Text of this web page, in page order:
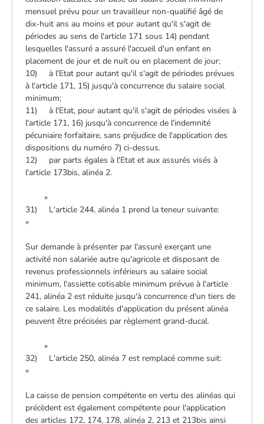
mensuel prévu pour un travailleur non-qualifié âgé de
dix-huit ans au moins et pour autant qu'il s'agit de
périodes au sens de l'article 171 sous 14) pendant
lesquelles l'assuré a assuré l'accueil d'un enfant en
placement de jour et de nuit ou en placement de jour;
10) à l'Etat pour autant qu'il s'agit de périodes prévues
à l'article 171, 15) jusqu'à concurrence du salaire social
minimum;
11) à l'Etat, pour autant qu'il s'agit de périodes visées à
l'article 171, 16) jusqu'à concurrence de l'indemnité
pécuniaire forfaitaire, sans préjudice de l'application des
dispositions du numéro 7) ci-dessus.
12) par parts égales à l'Etat et aux assurés visés à
l'article 173bis, alinéa 2.
»
31) L'article 244, alinéa 1 prend la teneur suivante:
«
Sur demande à présenter par l'assuré exerçant une
activité non salariée autre qu'agricole et disposant de
revenus professionnels inférieurs au salaire social
minimum, l'assiette cotisable minimum prévue à l'article
241, alinéa 2 est réduite jusqu'à concurrence d'un tiers de
ce salaire. Les modalités d'application du présent alinéa
peuvent être précisées par règlement grand-ducal.
»
32) L'article 250, alinéa 7 est remplacé comme suit:
«
La caisse de pension compétente en vertu des alinéas qui
précèdent est également compétente pour l'application
des articles 172, 174, 178, alinéa 2, 213 et 213bis ainsi